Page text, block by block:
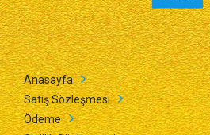
Anasayfa
Satış Sözleşmesi
Ödeme